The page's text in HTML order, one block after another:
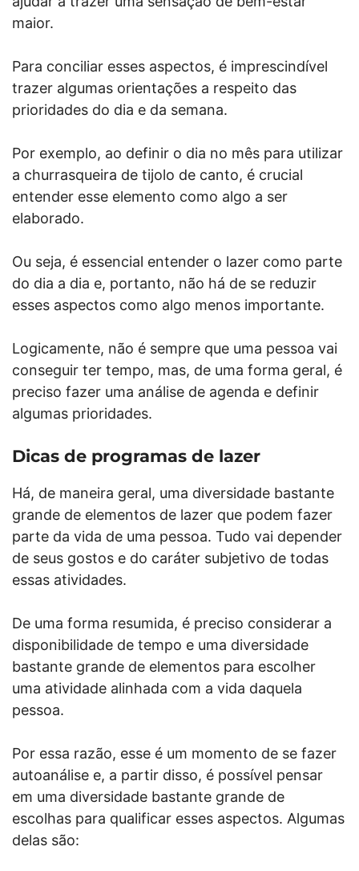
maior.
Para conciliar esses aspectos, é imprescindível
trazer algumas orientações a respeito das
prioridades do dia e da semana.
Por exemplo, ao definir o dia no mês para utilizar
a churrasqueira de tijolo de canto, é crucial
entender esse elemento como algo a ser
elaborado.
Ou seja, é essencial entender o lazer como parte
do dia a dia e, portanto, não há de se reduzir
esses aspectos como algo menos importante.
Logicamente, não é sempre que uma pessoa vai
conseguir ter tempo, mas, de uma forma geral, é
preciso fazer uma análise de agenda e definir
algumas prioridades.
Dicas de programas de lazer
Há, de maneira geral, uma diversidade bastante
grande de elementos de lazer que podem fazer
parte da vida de uma pessoa. Tudo vai depender
de seus gostos e do caráter subjetivo de todas
essas atividades.
De uma forma resumida, é preciso considerar a
disponibilidade de tempo e uma diversidade
bastante grande de elementos para escolher
uma atividade alinhada com a vida daquela
pessoa.
Por essa razão, esse é um momento de se fazer
autoanálise e, a partir disso, é possível pensar
em uma diversidade bastante grande de
escolhas para qualificar esses aspectos. Algumas
delas são: